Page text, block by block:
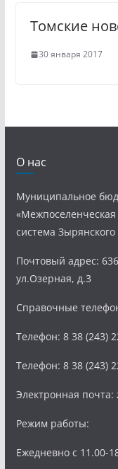
Томские
30 января 2017
О нас
Муниципальное
система
Почтовый адрес:
ул.Озерная, д.3
Справочные
Телефон: 8 38 (243)
Телефон: 8 38 (243)
Электронная
Режим работы:
Ежедневно с 11.00-